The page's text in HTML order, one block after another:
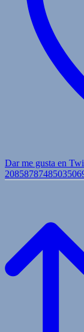
Dar me gusta en